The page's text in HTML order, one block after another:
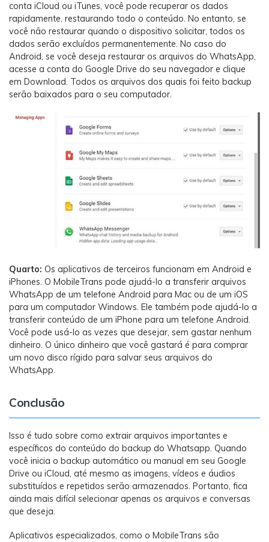
conta iCloud ou iTunes, você pode recuperar os dados
rapidamente, restaurando todo o conteúdo. No entanto, se
você não restaurar quando o dispositivo solicitar, todos os
dados serão excluídos permanentemente. No caso do
Android, se você deseja restaurar os arquivos do WhatsApp,
acesse a conta do Google Drive do seu navegador e clique
em Download. Todos os arquivos dos quais foi feito backup
serão baixados para o seu computador.
Quarto: Os aplicativos de terceiros funcionam em Android e
iPhones. O MobileTrans pode ajudá-lo a transferir arquivos
WhatsApp de um telefone Android para Mac ou de um iOS
para um computador Windows. Ele também pode ajudá-lo a
transferir conteúdo de um iPhone para um telefone Android.
Você pode usá-lo as vezes que desejar, sem gastar nenhum
dinheiro. O único dinheiro que você gastará é para comprar
um novo disco rígido para salvar seus arquivos do
WhatsApp.
Conclusão
Isso é tudo sobre como extrair arquivos importantes e
específicos do conteúdo do backup do Whatsapp. Quando
você inicia o backup automático ou manual em seu Google
Drive ou iCloud, até mesmo as imagens, vídeos e áudios
substituídos e repetidos serão armazenados. Portanto, fica
ainda mais difícil selecionar apenas os arquivos e conversas
que deseja.
Aplicativos especializados, como o MobileTrans são